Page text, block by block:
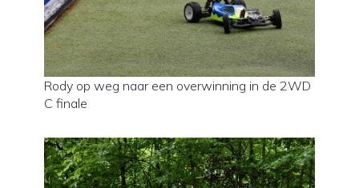
Rody op weg naar een overwinning in de 2WD
C finale